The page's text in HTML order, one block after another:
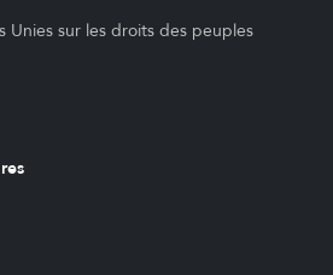
Unies sur les droits des peuples